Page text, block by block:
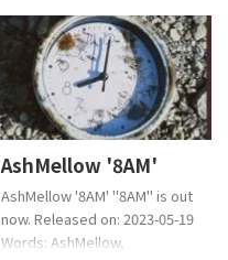
out now. Released on: 2024-1-
19 Lyrics: Osier, Sensu
PlanetMusic: Sensu
PlanetArrange: Sensu Planet
& The Howling Fish EAN:
4573529370566 About the
飛船中一個人的情歌。靈魂,搖
滾,嘻哈,爵士樂..我跪在根上,聽
起來懷舊的聲音比正常熱量略
高。希望您喜歡微妙而深情的
AshMellow '8AM'
AshMellow '8AM' "8AM" is out
now. Released on: 2023-05-19
Words: AshMellow,